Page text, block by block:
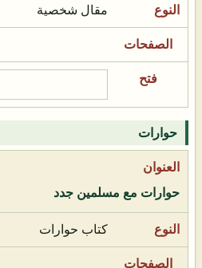
مقال شخصية
حوارات
حوارات مع مسلمين جدد
كتاب حوارات